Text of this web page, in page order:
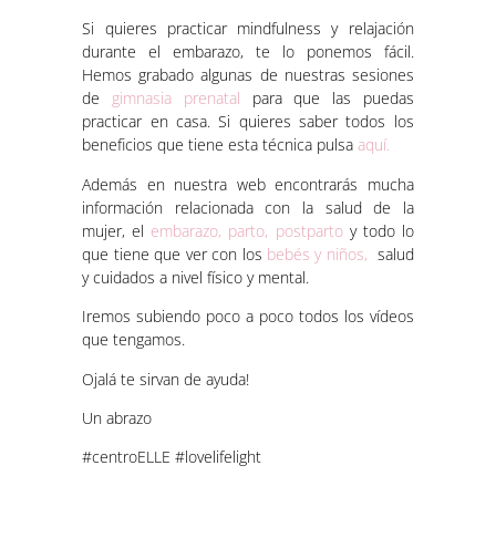
Si quieres practicar mindfulness y relajación
durante el embarazo, te lo ponemos fácil.
Hemos grabado algunas de nuestras sesiones
de gimnasia prenatal para que las puedas
practicar en casa. Si quieres saber todos los
beneficios que tiene esta técnica pulsaaquí.
Además en nuestra web encontrarás mucha
información relacionada con la salud de la
mujer, el embarazo, parto, postpartoy todo lo
que tiene que ver con los bebés y niños, salud
y cuidados a nivel físico y mental.
Iremos subiendo poco a poco todos los vídeos
que tengamos.
Ojalá te sirvan de ayuda!
Un abrazo
#centroELLE #lovelifelight